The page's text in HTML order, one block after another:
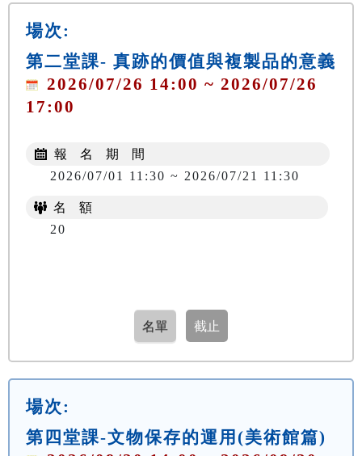
場次:
第二堂課- 真跡的價值與複製品的意義
2026/07/26 14:00 ~ 2026/07/26
17:00
報 名 期 間
2026/07/01 11:30 ~ 2026/07/21 11:30
名 額
20
場次:
第四堂課-文物保存的運用(美術館篇)